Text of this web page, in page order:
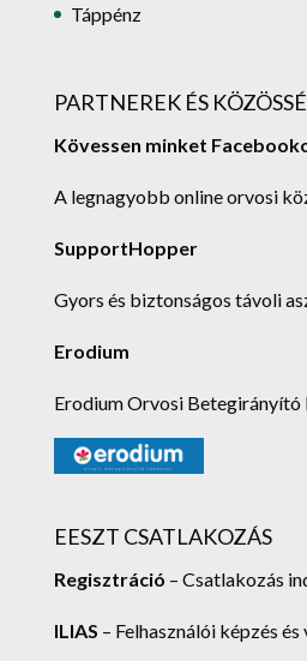
Táppénz
PARTNEREK ÉS
Kövessen minket
A legnagyobb online orvosi
SupportHopper
Gyors és biztonságos távoli
Erodium
Erodium Orvosi Betegirányító
EESZT CSATLAKOZÁS
Regisztráció – Csatlakozás
ILIAS – Felhasználói képzés és